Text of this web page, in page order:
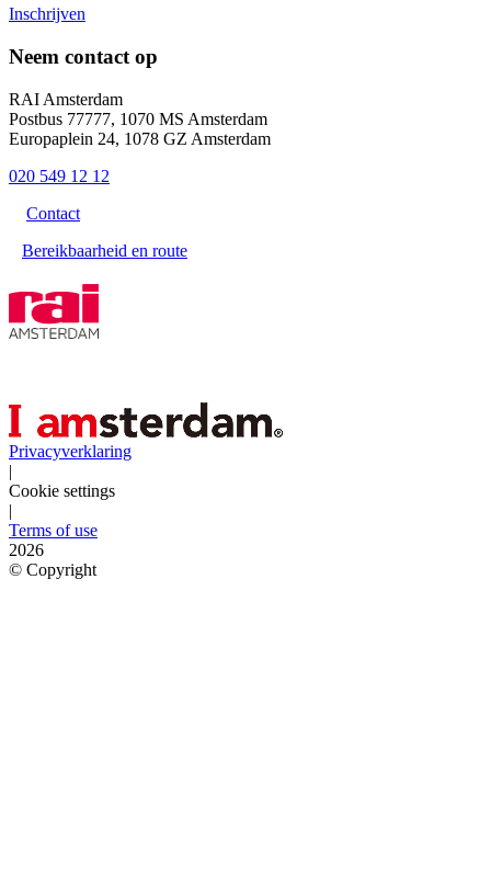
Inschrijven
Neem contact op
RAI Amsterdam
Postbus 77777, 1070 MS Amsterdam
Europaplein 24, 1078 GZ Amsterdam
020 549 12 12
Contact
Bereikbaarheid en route
Privacyverklaring
|
Cookie settings
|
Terms of use
2026
© Copyright